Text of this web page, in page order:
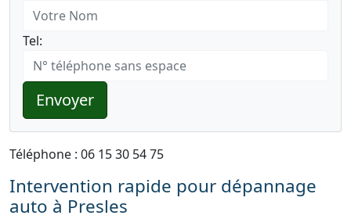
Tel:
Envoyer
Téléphone : 06 15 30 54 75
Intervention rapide pour dépannage
auto à Presles